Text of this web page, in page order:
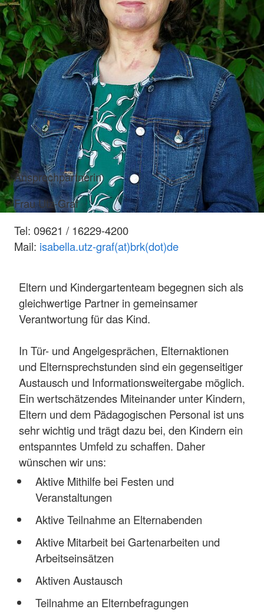
Ansprechpartnerin
Frau Utz-Graf
Tel: 09621 / 16229-4200
Mail: isabella.utz-graf(at)brk(dot)de
Eltern und Kindergartenteam begegnen sich als
gleichwertige Partner in gemeinsamer
Verantwortung für das Kind.
In Tür- und Angelgesprächen, Elternaktionen
und Elternsprechstunden sind ein gegenseitiger
Austausch und Informationsweitergabe möglich.
Ein wertschätzendes Miteinander unter Kindern,
Eltern und dem Pädagogischen Personal ist uns
sehr wichtig und trägt dazu bei, den Kindern ein
entspanntes Umfeld zu schaffen. Daher
wünschen wir uns:
Aktive Mithilfe bei Festen und
Veranstaltungen
Aktive Teilnahme an Elternabenden
Aktive Mitarbeit bei Gartenarbeiten und
Arbeitseinsätzen
Aktiven Austausch
Teilnahme an Elternbefragungen